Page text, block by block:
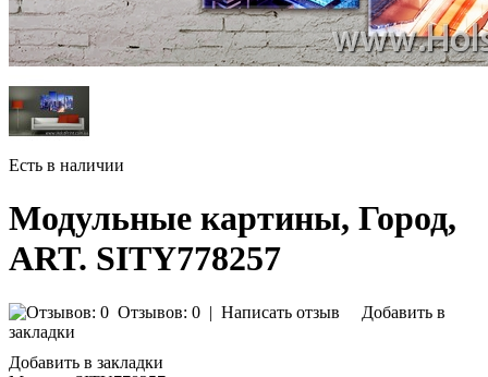
Есть в наличии
Модульные картины, Город,
ART. SITY778257
Отзывов: 0 | Написать отзыв
Добавить в
закладки
Добавить в закладки